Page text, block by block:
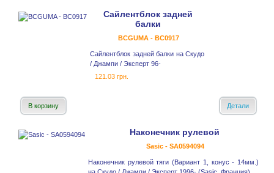
Сайлентблок задней
балки
BCGUMA - BC0917
Сайлентблок задней балки на Скудо
/ Джампи / Эксперт 96-
121.03 грн.
В корзину Детали
Наконечник рулевой
Sasic - SA0594094
Наконечник рулевой тяги (Вариант 1, конус - 14мм.)